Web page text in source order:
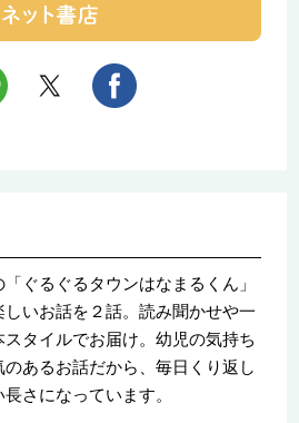
ぐるぐるタウンはなまるくん」
いお話を２話。読み聞かせや一
タイルでお届け。幼児の気持ち
あるお話だから、毎日くり返し
さになっています。